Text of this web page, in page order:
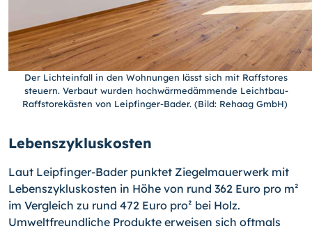
Der Lichteinfall in den Wohnungen lässt sich mit Raffstores
steuern. Verbaut wurden hochwärmedämmende Leichtbau-
Raffstorekästen von Leipfinger-Bader. (Bild: Rehaag GmbH)
Lebenszykluskosten
Laut Leipfinger-Bader punktet Ziegelmauerwerk mit
Lebenszykluskosten in Höhe von rund 362 Euro pro m²
im Vergleich zu rund 472 Euro pro² bei Holz.
Umweltfreundliche Produkte erweisen sich oftmals